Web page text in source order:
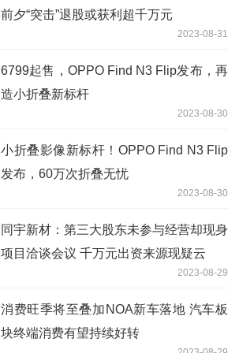
前夕“突击”退股或获利超千万元
2023-08-31
6799起售，OPPO Find N3 Flip发布，再
造小折叠新标杆
2023-08-30
小折叠影像新标杆！OPPO Find N3 Flip
发布，60万次折叠无忧
2023-08-30
同宇新材：第三大股东未参与经营却现身
项目洽谈会议 千万元出资来源现疑云
2023-08-29
消费旺季将至叠加NOA新车落地 汽车板
块终端消费有望持续好转